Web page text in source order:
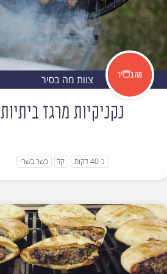
צוות מה בסיר
נקניקיות מרגז ביתיות
כ-40 דקות קל כשר בשרי